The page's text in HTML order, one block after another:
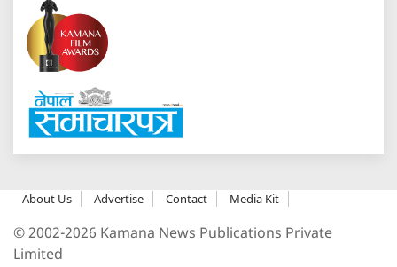
About Us Advertise Contact Media Kit
© 2002-2026 Kamana News Publications Private
Limited